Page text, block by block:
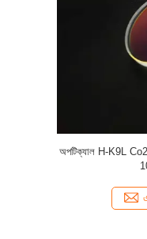
45 ডিগ্রি বিজ্ঞপ্তি